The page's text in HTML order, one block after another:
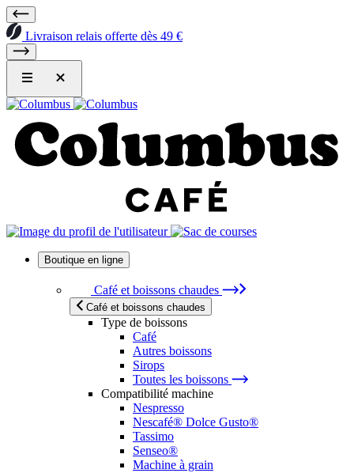
Livraison relais offerte dès 49 €
Boutique en ligne
Café et boissons chaudes
Café et boissons chaudes
Type de boissons
Café
Autres boissons
Sirops
Toutes les boissons
Compatibilité machine
Nespresso
Nescafé® Dolce Gusto®
Tassimo
Senseo®
Machine à grain